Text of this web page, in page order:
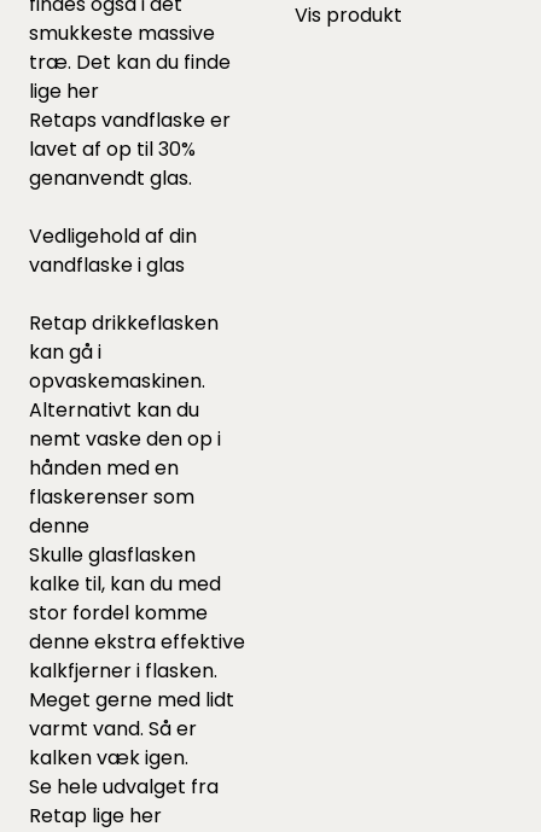
smukkeste massive
træ. Det kan du finde
lige her
Retaps vandflaske er
lavet af op til 30%
genanvendt glas.
Vedligehold af din
vandflaske i glas
Retap drikkeflasken
kan gå i
opvaskemaskinen.
Alternativt kan du
nemt vaske den op i
hånden med en
flaskerenser som
denne
Skulle glasflasken
kalke til, kan du med
stor fordel komme
denneekstra effektive
kalkfjerner i flasken.
Meget gerne med lidt
varmt vand. Så er
kalken væk igen.
Se hele udvalget fra
Retap lige her
Vis produkt